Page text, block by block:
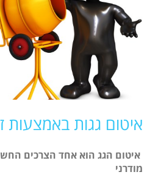
איטום גגות באמצעות
איטום הגג הוא אחד הצרכים
מודרני